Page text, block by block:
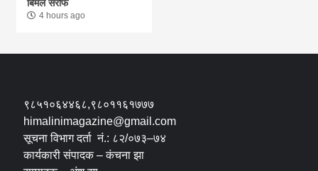
बिमल सर्राफ
4 hours ago
९८५१०६४४६८,९८०११६१७७७
himalinimagazine@gmail.com
सूचना विभाग दर्ता नं.: ८२/०७३–७४
कार्यकारी संपादक – कंचना झा